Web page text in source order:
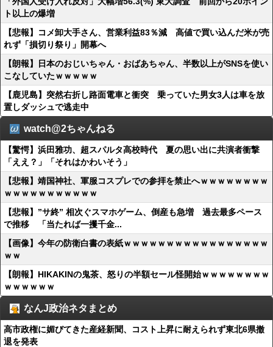
ト以上の爆増
【悲報】コメ卸大手さん、営業利益83％減 高値で買い込んだ米が売
れず「損切り祭り」開幕へ
【朗報】日本のおじいちゃん・おばあちゃん、半数以上がSNSを使い
こなしていたｗｗｗｗｗ
【鹿児島】突然右折し路面電車と衝突 乗っていた男女3人は車を放
置しダッシュで逃走中
watch@2ちゃんねる
【驚愕】浜田雅功、超スパルタ高校時代 夏の思い出に共演者衝撃
「ええ？」「それはかわいそう」
【悲報】靖国神社、軍服コスプレでの参拝を禁止へｗｗｗｗｗｗｗｗ
ｗｗｗｗｗｗｗｗｗｗｗ
【悲報】”サ終” 相次ぐスマホゲーム、倒産も急増 過去最多ペース
で推移 「当たれば一攫千金...
【画像】今年の防衛白書の表紙ｗｗｗｗｗｗｗｗｗｗｗｗｗｗｗｗｗ
ｗｗ
【朗報】HIKAKINの鬼茶、怒りの半額セール怪開始ｗｗｗｗｗｗｗｗ
ｗｗｗｗｗｗ
なんJ政治ネタまとめ
高市政権に媚びてきた産経新聞、コスト上昇に耐えられず東北6県撤
退を発表